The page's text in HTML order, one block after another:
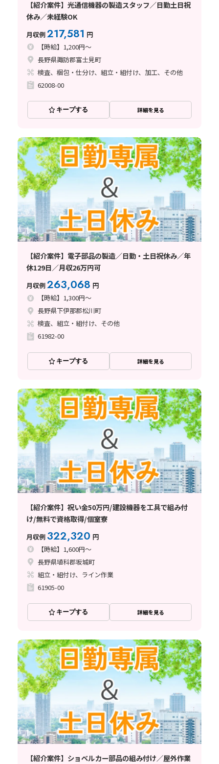
【紹介案件】光通信機器の製造スタッフ／日勤土日祝
休み／未経験OK
月収例217,581 円
【時給】1,200円～
長野県諏訪郡富士見町
検査、梱包・仕分け、組立・組付け、加工、その他
62008-00
キープする 詳細を見る
【紹介案件】電子部品の製造／日勤・土日祝休み／年
休129日／月収26万円可
月収例263,068 円
【時給】1,300円～
長野県下伊那郡松川町
検査、組立・組付け、その他
61982-00
キープする 詳細を見る
【紹介案件】祝い金50万円/建設機器を工具で組み付
け/無料で資格取得/個室寮
月収例 322,320 円
【時給】1,600円～
長野県埴科郡坂城町
組立・組付け、ライン作業
61905-00
キープする 詳細を見る
【紹介案件】ショベルカー部品の組み付け／屋外作業